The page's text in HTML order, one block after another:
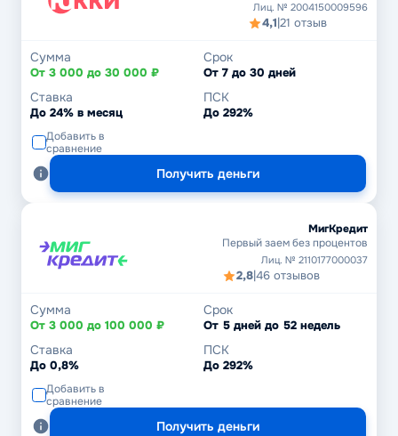
Лиц. № 2004150009596
4,1|21 отзыв
Сумма
От 3 000 до 30 000 ₽
Срок
От 7 до 30 дней
Ставка
До 24% в месяц
ПСК
До 292%
Добавить в
сравнение
Получить деньги
МигКредит
Первый заем без процентов
Лиц. № 2110177000037
2,8|46 отзывов
Сумма
От 3 000 до 100 000 ₽
Срок
От 5 дней до 52 недель
Ставка
До 0,8%
ПСК
До 292%
Добавить в
сравнение
Получить деньги